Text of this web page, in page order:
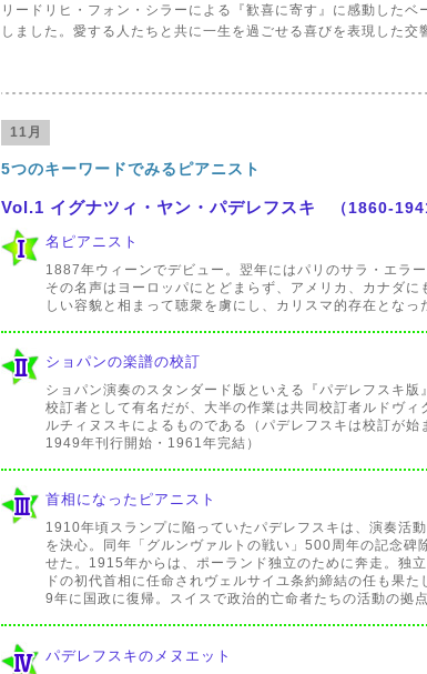
リードリヒ・フォン・シラーによる『歓喜に寄す』に感動したベ
しました。愛する人たちと共に一生を過ごせる喜びを表現した交
11月
5つのキーワードでみるピアニスト
Vol.1 イグナツィ・ヤン・パデレフスキ
（
名ピアニスト
1887年ウィーンでデビュー。翌年にはパリのサラ・エラ
その名声はヨーロッパにとどまらず、アメリカ、カナダ
しい容貌と相まって聴衆を虜にし、カリスマ的存在となっ
ショパンの楽譜の校訂
ショパン演奏のスタンダード版といえる『パデレフスキ
校訂者として有名だが、大半の作業は共同校訂者ルドヴィ
ルチィヌスキによるものである（パデレフスキは校訂が始
1949年刊行開始・1961年完結）
首相になったピアニスト
1910年頃スランプに陥っていたパデレフスキは、演奏活
を決心。同年「グルンヴァルトの戦い」500周年の記念碑
せた。1915年からは、ポーランド独立のために奔走。独
ドの初代首相に任命されヴェルサイユ条約締結の任も果
9年に国政に復帰。スイスで政治的亡命者たちの活動の拠点
パデレフスキのメヌエット